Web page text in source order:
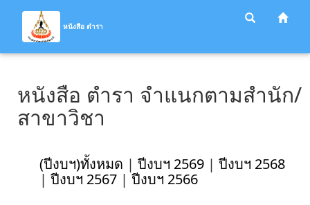
หนังสือ ตำรา
หนังสือ ตำรา จำแนกตามสำนัก/
สาขาวิชา
(ปีงบฯ)ทั้งหมด | ปีงบฯ 2569 | ปีงบฯ 2568
| ปีงบฯ 2567 | ปีงบฯ 2566